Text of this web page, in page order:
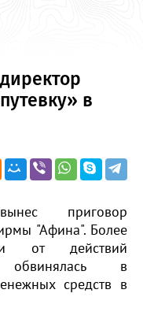
в
приговор
"Афина". Более
от действий
в
средств в